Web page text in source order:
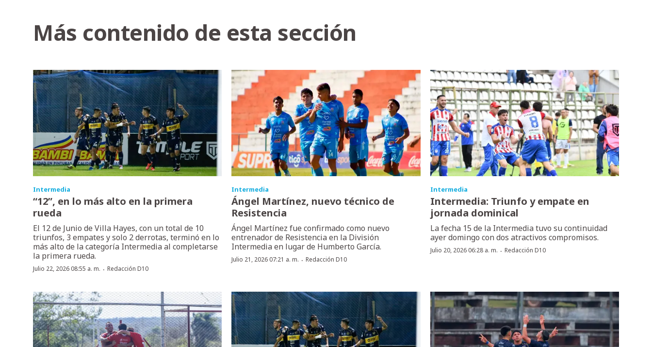
Más contenido de esta sección
Intermedia
“12”, en lo más alto en la primera
rueda
El 12 de Junio de Villa Hayes, con un total de 10
triunfos, 3 empates y solo 2 derrotas, terminó en lo
más alto de la categoría Intermedia al completarse
la primera rueda.
Julio 22, 2026 08:55 a. m. · Redacción D10
Intermedia
Ángel Martínez, nuevo técnico de
Resistencia
Ángel Martínez fue confirmado como nuevo
entrenador de Resistencia en la División
Intermedia en lugar de Humberto García.
Julio 21, 2026 07:21 a. m. ·Redacción D10
Intermedia
Intermedia: Triunfo y empate en
jornada dominical
La fecha 15 de la Intermedia tuvo su continuidad
ayer domingo con dos atractivos compromisos.
Julio 20, 2026 06:28 a. m. · Redacción D10